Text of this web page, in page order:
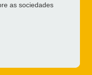
as sociedades